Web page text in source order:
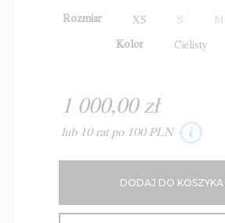
Rozmiar XS S M
Kolor Cielisty
1 000,00 zł
lub 10 rat po 100 PLN